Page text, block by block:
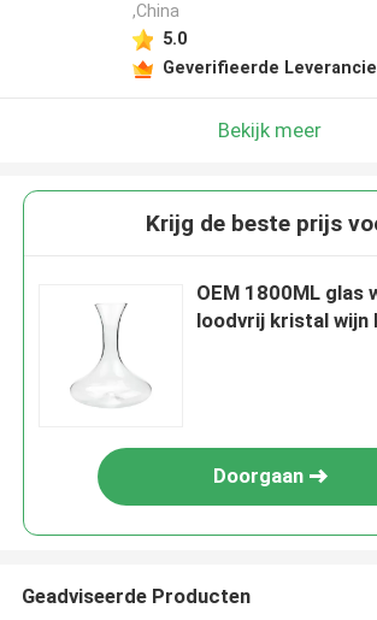
,China
5.0
Geverifieerde
Bekijk meer
Krijg de beste prijs
OEM 1800ML glas
loodvrij kristal wijn
Doorgaan
Geadviseerde Producten